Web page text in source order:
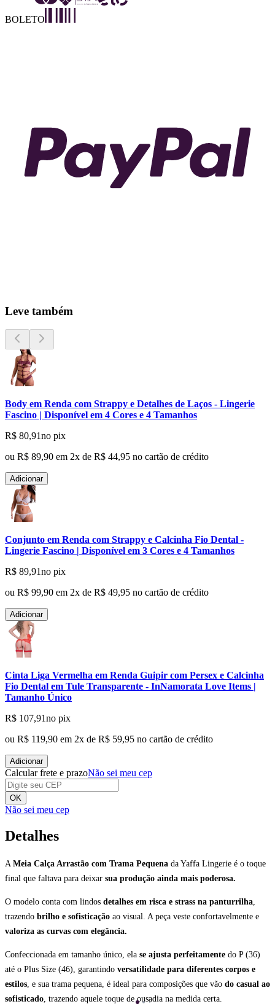
BOLETO
Leve também
Body em Renda com Strappy e Detalhes de Laços - Lingerie
Fascino | Disponível em 4 Cores e 4 Tamanhos
R$ 80,91no pix
ou R$ 89,90 em 2x de R$ 44,95 no cartão de crédito
Adicionar
Conjunto em Renda com Strappy e Calcinha Fio Dental -
Lingerie Fascino | Disponível em 3 Cores e 4 Tamanhos
R$ 89,91no pix
ou R$ 99,90 em 2x de R$ 49,95 no cartão de crédito
Adicionar
Cinta Liga Vermelha em Renda Guipir com Persex e Calcinha
Fio Dental em Tule Transparente - InNamorata Love Items |
Tamanho Único
R$ 107,91no pix
ou R$ 119,90 em 2x de R$ 59,95 no cartão de crédito
Adicionar
Calcular frete e prazoNão sei meu cep
OK
Não sei meu cep
Detalhes
A Meia Calça Arrastão com Trama Pequena da Yaffa Lingerie é o toque
final que faltava para deixar sua produção ainda mais poderosa.
O modelo conta com lindos detalhes em risca e strass na panturrilha,
trazendo brilho e sofisticação ao visual. A peça veste confortavelmente e
valoriza as curvas com elegância.
Confeccionada em tamanho único, ela se ajusta perfeitamente do P (36)
até o Plus Size (46), garantindo versatilidade para diferentes corpos e
estilos, e sua trama pequena, é ideal para composições que vão do casual ao
sofisticado, trazendo aquele toque de ousadia na medida certa.